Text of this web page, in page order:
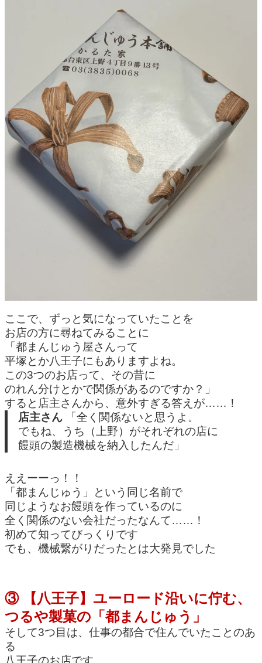
ここで、ずっと気になっていたことを
お店の方に尋ねてみることに
「都まんじゅう屋さんって
平塚とか八王子にもありますよね。
この3つのお店って、その昔に
のれん分けとかで関係があるのですか？」
すると店主さんから、意外すぎる答えが……！
店主さん 「全く関係ないと思うよ。
でもね、うち（上野）がそれぞれの店に
饅頭の製造機械を納入したんだ」
ええーーっ！！
「都まんじゅう」という同じ名前で
同じようなお饅頭を作っているのに
全く関係のない会社だったなんて……！
初めて知ってびっくりです
でも、機械繋がりだったとは大発見でした
③ 【八王子】ユーロード沿いに佇む、
つるや製菓の「都まんじゅう」
そして3つ目は、仕事の都合で住んでいたことのあ
る
八王子のお店です